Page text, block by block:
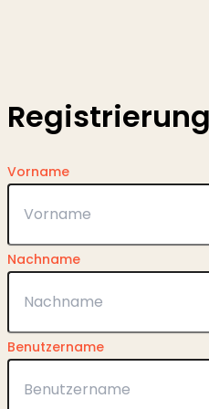
Vorname
Nachname
Benutzername